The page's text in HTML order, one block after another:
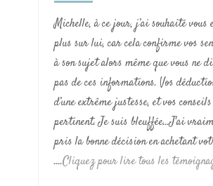
Michelle, à ce jour, j’ai souhaité vous
plus sur lui, car cela confirme vos
à son sujet alors même que vous ne
pas de ces informations. Vos
d’une extrême justesse, et vos
pertinent. Je suis bleuffée...J'ai
pris la bonne décision en achetant
....Cliquez pour lire tous les